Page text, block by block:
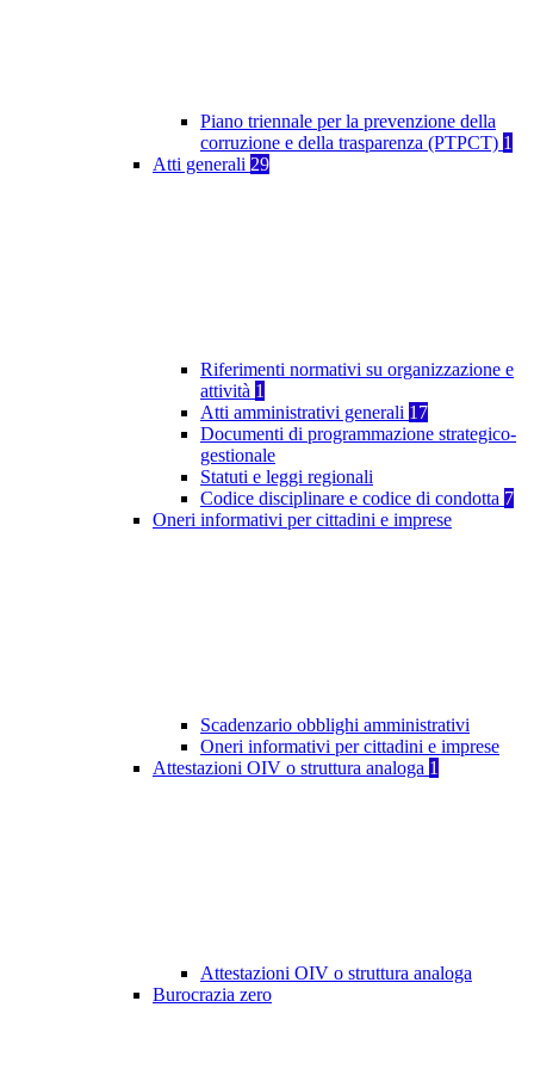
Piano triennale per la prevenzione della
corruzione e della trasparenza (PTPCT) 1
Atti generali 29
Riferimenti normativi su organizzazione e
attività 1
Atti amministrativi generali 17
Documenti di programmazione strategico-
gestionale
Statuti e leggi regionali
Codice disciplinare e codice di condotta 7
Oneri informativi per cittadini e imprese
Scadenzario obblighi amministrativi
Oneri informativi per cittadini e imprese
Attestazioni OIV o struttura analoga 1
Attestazioni OIV o struttura analoga
Burocrazia zero